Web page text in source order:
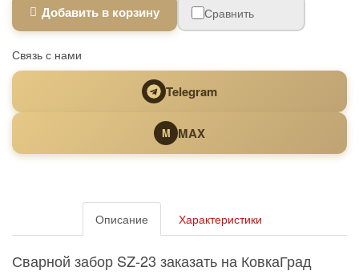
Добавить в корзину Сравнить
Связь с нами
Telegram
M MAX
Описание Характеристики
Сварной забор SZ-23 заказать на КовкаГрад